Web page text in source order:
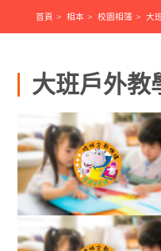
首頁 相本 校園相簿 大
大班戶外教